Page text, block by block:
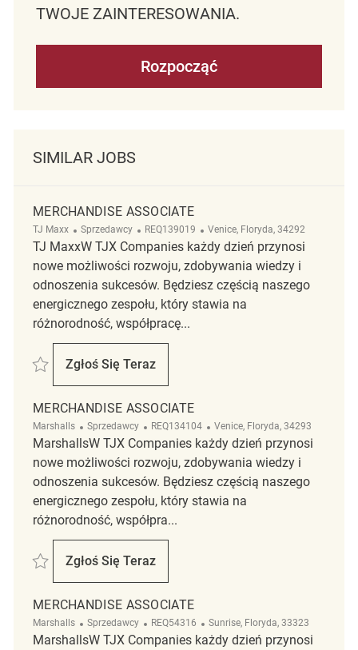
TWOJE ZAINTERESOWANIA.
Rozpocząć
SIMILAR JOBS
MERCHANDISE ASSOCIATE
TJ Maxx Kategoria
Sprzedawcy ReqId
REQ139019 Lokalizacja
Venice, Floryda, 34292
TJ MaxxW TJX Companies każdy dzień przynosi
nowe możliwości rozwoju, zdobywania wiedzy i
odnoszenia sukcesów. Będziesz częścią naszego
energicznego zespołu, który stawia na
różnorodność, współpracę...
Zapisać Merchandise Associate REQ139019
Zgłoś Się Teraz
Merchandise Associate
MERCHANDISE ASSOCIATE
Marshalls Kategoria
Sprzedawcy ReqId
REQ134104 Lokalizacja
Venice, Floryda, 34293
MarshallsW TJX Companies każdy dzień przynosi
nowe możliwości rozwoju, zdobywania wiedzy i
odnoszenia sukcesów. Będziesz częścią naszego
energicznego zespołu, który stawia na
różnorodność, współpra...
Zapisać Merchandise Associate REQ134104
Zgłoś Się Teraz
Merchandise Associate
MERCHANDISE ASSOCIATE
Marshalls Kategoria
Sprzedawcy ReqId
REQ54316 Lokalizacja
Sunrise, Floryda, 33323
MarshallsW TJX Companies każdy dzień przynosi